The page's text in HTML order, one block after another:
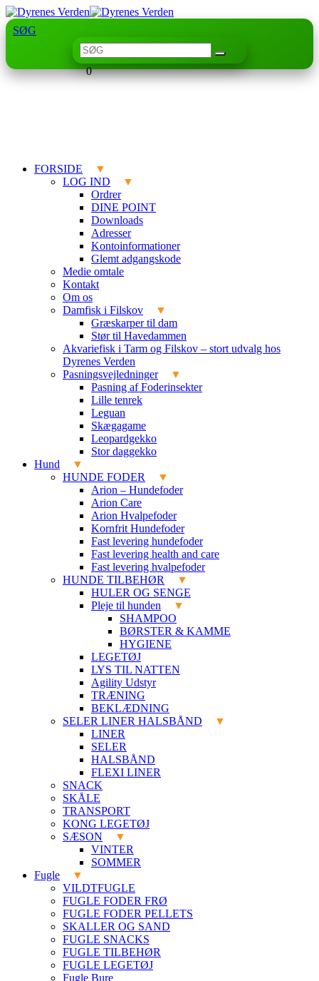
SØG
0
FORSIDE
LOG IND
Ordrer
DINE POINT
Downloads
Adresser
Kontoinformationer
Glemt adgangskode
Medie omtale
Kontakt
Om os
Damfisk i Filskov
Græskarper til dam
Stør til Havedammen
Akvariefisk i Tarm og Filskov – stort udvalg hos
Dyrenes Verden
Pasningsvejledninger
Pasning af Foderinsekter
Lille tenrek
Leguan
Skægagame
Leopardgekko
Stor daggekko
Hund
HUNDE FODER
Arion – Hundefoder
Arion Care
Arion Hvalpefoder
Kornfrit Hundefoder
Fast levering hundefoder
Fast levering health and care
Fast levering hvalpefoder
HUNDE TILBEHØR
HULER OG SENGE
Pleje til hunden
SHAMPOO
BØRSTER & KAMME
HYGIENE
LEGETØJ
LYS TIL NATTEN
Agility Udstyr
TRÆNING
BEKLÆDNING
SELER LINER HALSBÅND
LINER
SELER
HALSBÅND
FLEXI LINER
SNACK
SKÅLE
TRANSPORT
KONG LEGETØJ
SÆSON
VINTER
SOMMER
Fugle
VILDTFUGLE
FUGLE FODER FRØ
FUGLE FODER PELLETS
SKALLER OG SAND
FUGLE SNACKS
FUGLE TILBEHØR
FUGLE LEGETØJ
Fugle Bure